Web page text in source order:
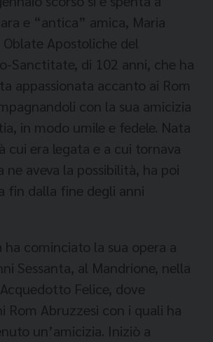
e “antica” amica, Maria
Oblate Apostoliche del
Sanctitate, di 102 anni, che ha
appassionata accanto ai Rom
con la sua amicizia
in modo umile e fedele. Nata
cui era legata e a cui tornava
aveva la possibilità, ha poi
fin dalla fine degli anni
ha cominciato la sua opera a
Sessanta, al Mandrione, nella
Felice, dove
Rom Abruzzesi con i quali ha
un’amicizia. Iniziò a